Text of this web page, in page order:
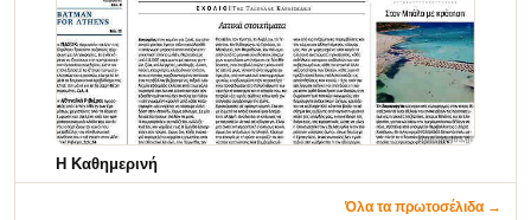
Η Καθημερινή
Όλα τα πρωτοσέλιδα →